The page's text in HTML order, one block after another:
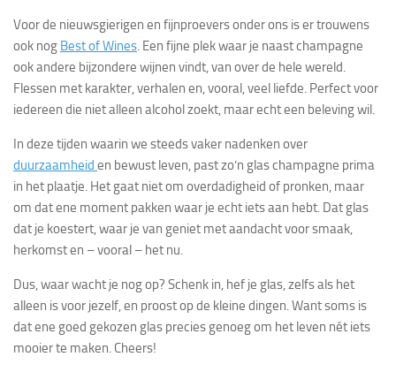
Voor de nieuwsgierigen en fijnproevers onder ons is er trouwens
ook nog Best of Wines. Een fijne plek waar je naast champagne
ook andere bijzondere wijnen vindt, van over de hele wereld.
Flessen met karakter, verhalen en, vooral, veel liefde. Perfect voor
iedereen die niet alleen alcohol zoekt, maar echt een beleving wil.
In deze tijden waarin we steeds vaker nadenken over
duurzaamheid en bewust leven, past zo’n glas champagne prima
in het plaatje. Het gaat niet om overdadigheid of pronken, maar
om dat ene moment pakken waar je echt iets aan hebt. Dat glas
dat je koestert, waar je van geniet met aandacht voor smaak,
herkomst en – vooral – het nu.
Dus, waar wacht je nog op? Schenk in, hef je glas, zelfs als het
alleen is voor jezelf, en proost op de kleine dingen. Want soms is
dat ene goed gekozen glas precies genoeg om het leven nét iets
mooier te maken. Cheers!